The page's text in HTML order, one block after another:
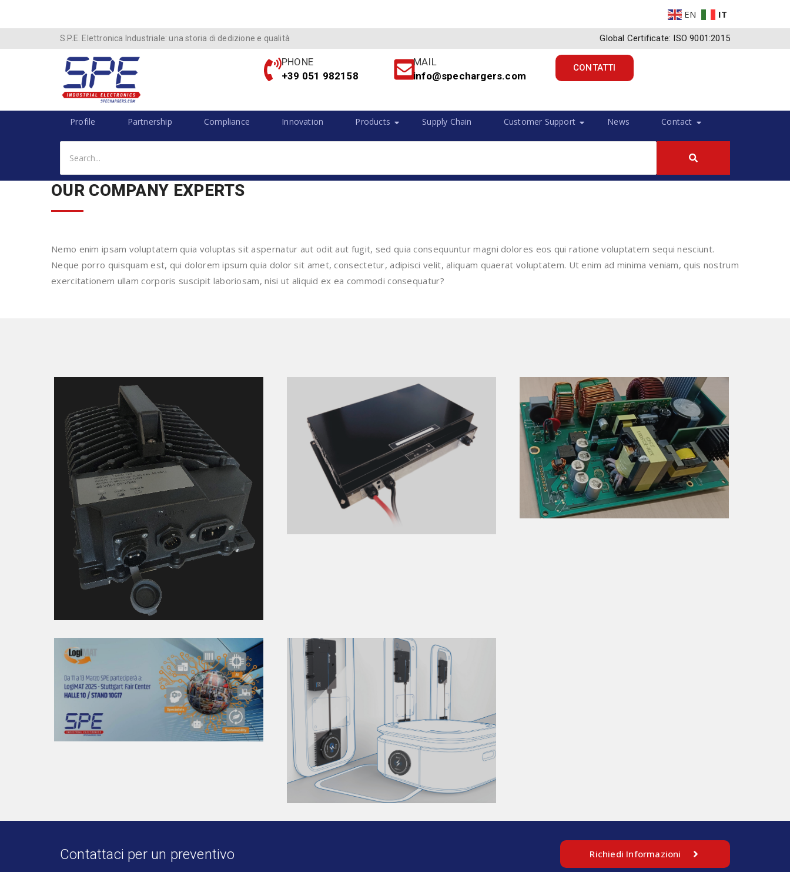
EN IT
S.P.E. Elettronica Industriale: una storia di dedizione e qualità Global Certificate: ISO 9001:2015
PHONE
+39 051 982158
MAIL
info@spechargers.com
CONTATTI
Profile Partnership Compliance Innovation Products Supply Chain Customer Support News Contact
OUR COMPANY EXPERTS
Nemo enim ipsam voluptatem quia voluptas sit aspernatur aut odit aut fugit, sed quia consequuntur magni dolores eos qui ratione voluptatem sequi nesciunt.
Neque porro quisquam est, qui dolorem ipsum quia dolor sit amet, consectetur, adipisci velit, aliquam quaerat voluptatem. Ut enim ad minima veniam, quis nostrum
exercitationem ullam corporis suscipit laboriosam, nisi ut aliquid ex ea commodi consequatur?
TORO 720
Contattaci per un preventivo Richiedi Informazioni